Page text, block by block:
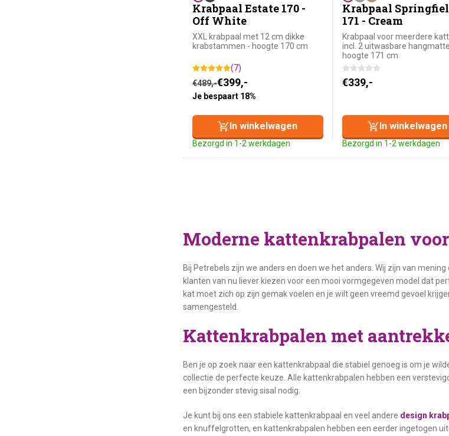
Krabpaal Estate 170 -
Off White
XXL krabpaal met 12 cm dikke
krabstammen - hoogte 170 cm
(7)
€489,-
Oorspronkelijke prijs was: €489,-.
€399,-
Huidige prijs is: €399,-.
Je bespaart 18%
Bezorgd in 1-2 werkdagen
In winkelwagen
Krabpaal
171 - Cream
Krabpaal voor meerdere
incl. 2 uitwasbare
hoogte 171 cm
€339,-
Bezorgd in 1-2 werkdagen
In winkelwagen
Moderne kattenkrabpalen
Bij Petrebels zijn we anders en doen we het anders. Wij zijn van
klanten van nu liever kiezen voor een mooi vormgegeven model dat
kat moet zich op zijn gemak voelen en je wilt geen vreemd gevoel
samengesteld.
Kattenkrabpalen met
Ben je op zoek naar een kattenkrabpaal die stabiel genoeg is om je
collectie de perfecte keuze. Alle kattenkrabpalen hebben een
een bijzonder stevig sisal nodig.
Je kunt bij ons een stabiele kattenkrabpaal en veel andere design
en knuffelgrotten, en kattenkrabpalen hebben een eerder ingetogen